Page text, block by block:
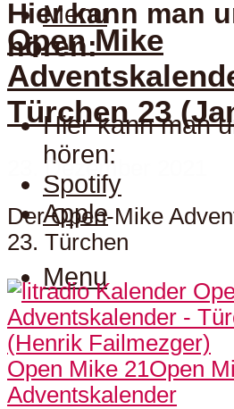
Menu
Hier kann man
hören:
Hier kann man
hören:
Spotify
Apple
Menu
Open Mike
Türchen 23
23. Dezember 2021
Der Open-Mike
23. Türchen
Open Mike 21Open
Adventskalender